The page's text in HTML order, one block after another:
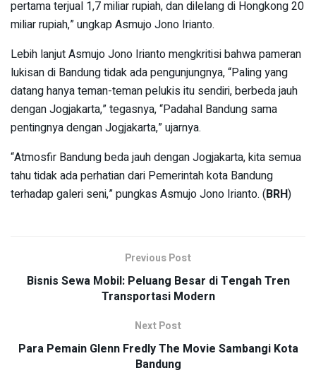
pertama terjual 1,7 miliar rupiah, dan dilelang di Hongkong 20
miliar rupiah,” ungkap Asmujo Jono Irianto.
Lebih lanjut Asmujo Jono Irianto mengkritisi bahwa pameran
lukisan di Bandung tidak ada pengunjungnya, “Paling yang
datang hanya teman-teman pelukis itu sendiri, berbeda jauh
dengan Jogjakarta,” tegasnya, “Padahal Bandung sama
pentingnya dengan Jogjakarta,” ujarnya.
“Atmosfir Bandung beda jauh dengan Jogjakarta, kita semua
tahu tidak ada perhatian dari Pemerintah kota Bandung
terhadap galeri seni,” pungkas Asmujo Jono Irianto. (BRH)
Previous Post
Bisnis Sewa Mobil: Peluang Besar di Tengah Tren
Transportasi Modern
Next Post
Para Pemain Glenn Fredly The Movie Sambangi Kota
Bandung